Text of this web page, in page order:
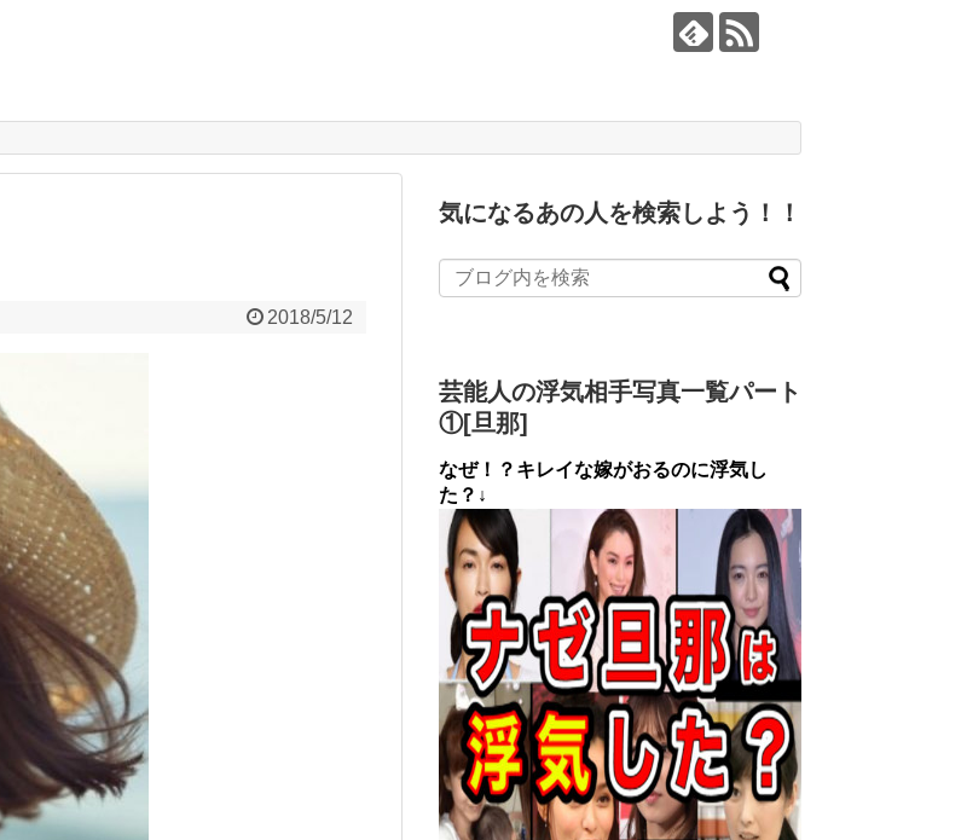
2018/5/12
気になるあの人を検索しよう！！
芸能人の浮気相手写真一覧パート
①[旦那]
なぜ！？キレイな嫁がおるのに浮気し
た？↓